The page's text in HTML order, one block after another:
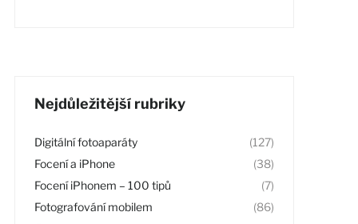
Nejdůležitější rubriky
Digitální fotoaparáty
(127)
Focení a iPhone
(38)
Focení iPhonem – 100 tipů
(7)
Fotografování mobilem
(86)